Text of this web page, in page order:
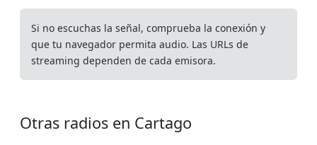
Si no escuchas la señal, comprueba la conexión y
que tu navegador permita audio. Las URLs de
streaming dependen de cada emisora.
Otras radios en Cartago